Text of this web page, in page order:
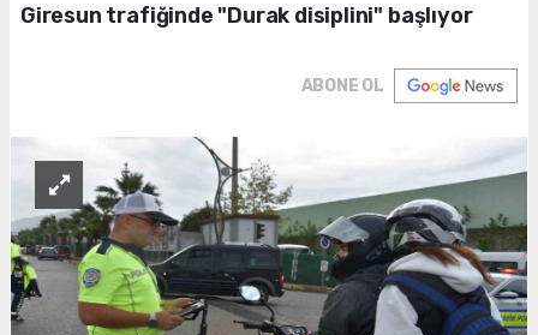
Giresun trafiğinde "Durak disiplini" başlıyor
ABONE OL